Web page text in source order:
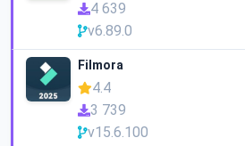
4 639
v6.89.0
Filmora
4.4
3 739
v15.6.100